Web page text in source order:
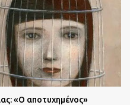
«Ο αποτυχημένος»